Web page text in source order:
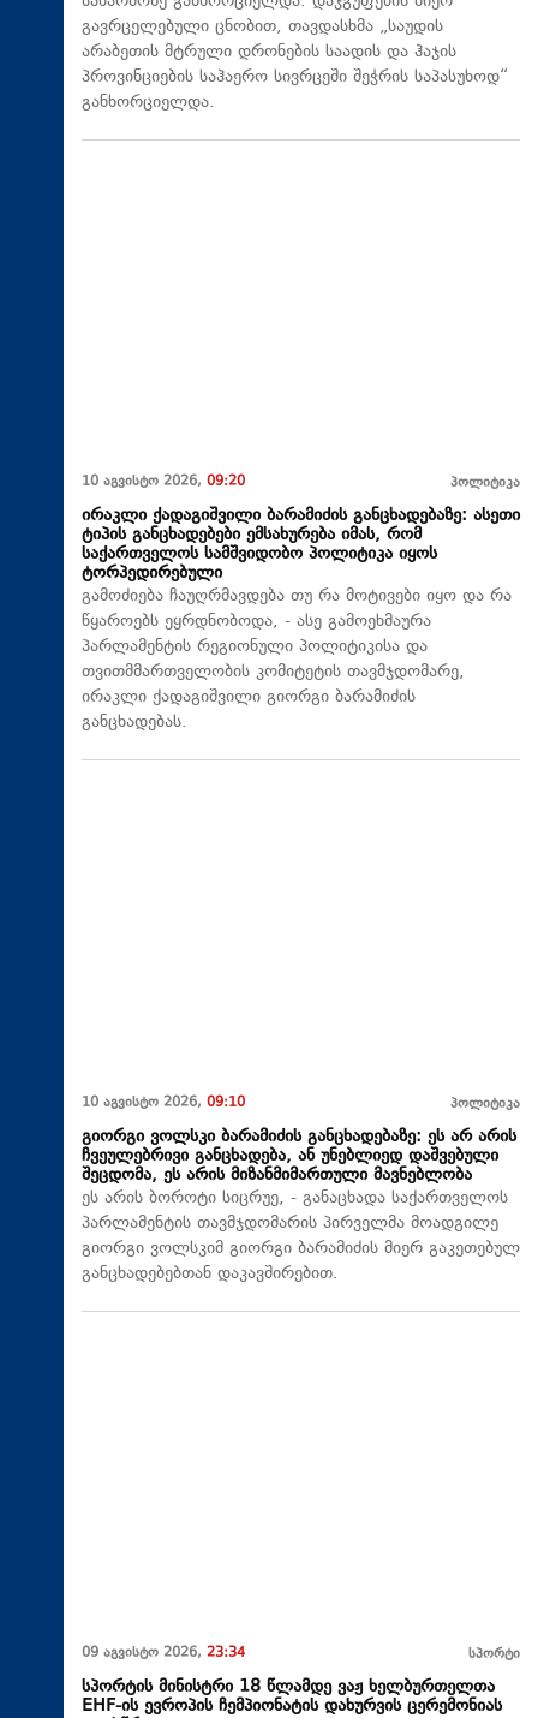
გავრცელებული ცნობით, თავდასხმა „საუდის
არაბეთის მტრული დრონების საადის და ჰაჯის
პროვინციების საჰაერო სივრცეში შეჭრის საპასუხოდ“
განხორციელდა.
10 აგვისტო 2026, 09:20 პოლიტიკა
ირაკლი ქადაგიშვილი ბარამიძის განცხადებაზე: ასეთი
ტიპის განცხადებები ემსახურება იმას, რომ
საქართველოს სამშვიდობო პოლიტიკა იყოს
ტორპედირებული
გამოძიება ჩაუღრმავდება თუ რა მოტივები იყო და რა
წყაროებს ეყრდნობოდა, - ასე გამოეხმაურა
პარლამენტის რეგიონული პოლიტიკისა და
თვითმმართველობის კომიტეტის თავმჯდომარე,
ირაკლი ქადაგიშვილი გიორგი ბარამიძის
განცხადებას.
10 აგვისტო 2026, 09:10 პოლიტიკა
გიორგი ვოლსკი ბარამიძის განცხადებაზე: ეს არ არის
ჩვეულებრივი განცხადება, ან უნებლიედ დაშვებული
შეცდომა, ეს არის მიზანმიმართული მავნებლობა
ეს არის ბოროტი სიცრუე, - განაცხადა საქართველოს
პარლამენტის თავმჯდომარის პირველმა მოადგილე
გიორგი ვოლსკიმ გიორგი ბარამიძის მიერ გაკეთებულ
განცხადებებთან დაკავშირებით.
09 აგვისტო 2026, 23:34 სპორტი
სპორტის მინისტრი 18 წლამდე ვაჟ ხელბურთელთა
EHF-ის ევროპის ჩემპიონატის დახურვის ცერემონიას